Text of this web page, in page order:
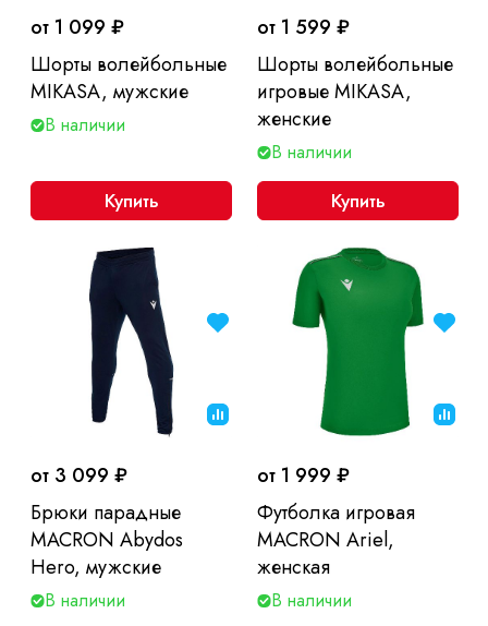
от 1 099 ₽
Шорты волейбольные
MIKASA, мужские
В наличии
Купить
от 1 599 ₽
Шорты волейбольные
игровые MIKASA,
женские
В наличии
Купить
от 3 099 ₽
Брюки парадные
MACRON Abydos
Hero, мужские
В наличии
от 1 999 ₽
Футболка игровая
MACRON Ariel,
женская
В наличии